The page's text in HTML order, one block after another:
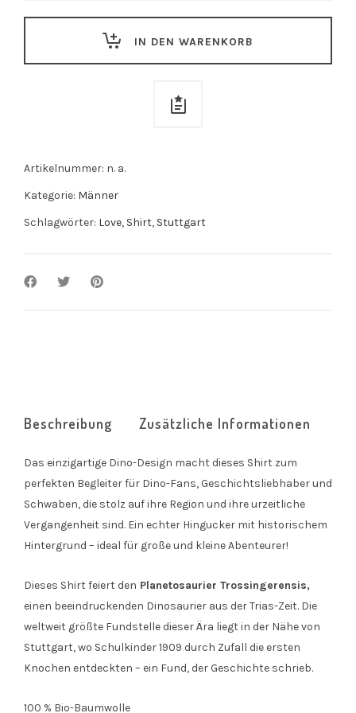
Brustmotiv
IN DEN WARENKORB
Artikelnummer: n. a.
Kategorie: Männer
Schlagwörter: Love, Shirt, Stuttgart
Beschreibung Zusätzliche Informationen
Das einzigartige Dino-Design macht dieses Shirt zum
perfekten Begleiter für Dino-Fans, Geschichtsliebhaber und
Schwaben, die stolz auf ihre Region und ihre urzeitliche
Vergangenheit sind. Ein echter Hingucker mit historischem
Hintergrund – ideal für große und kleine Abenteurer!
Dieses Shirt feiert den Planetosaurier Trossingerensis,
einen beeindruckenden Dinosaurier aus der Trias-Zeit. Die
weltweit größte Fundstelle dieser Ära liegt in der Nähe von
Stuttgart, wo Schulkinder 1909 durch Zufall die ersten
Knochen entdeckten – ein Fund, der Geschichte schrieb.
100 % Bio-Baumwolle